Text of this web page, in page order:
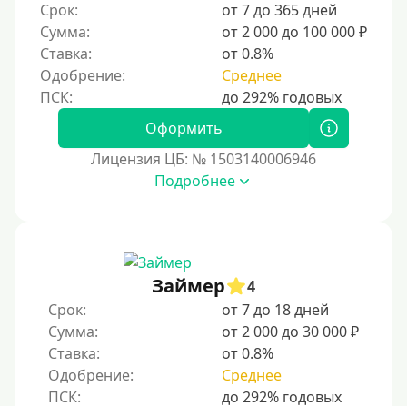
ответственное финансовое поведение поможет
восстановить доверие кредиторов.
Для погашения других кредитов
До зарплаты
Для бизнеса
По военному билету
По водительскому удостоверению
По СНИЛСу
Срок:
от 7 до 365 дней
Сумма:
от 2 000 до 100 000 ₽
Ставка:
от 0.8%
Одобрение:
Среднее
Оформить
Лицензия ЦБ: № 1503140006946
Подробнее
Займер
4
Срок:
от 7 до 18 дней
Сумма:
от 2 000 до 30 000 ₽
Ставка:
от 0.8%
Одобрение:
Среднее